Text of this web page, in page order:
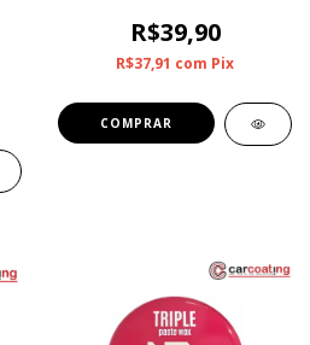
R$39,90
R$37,91 com Pix